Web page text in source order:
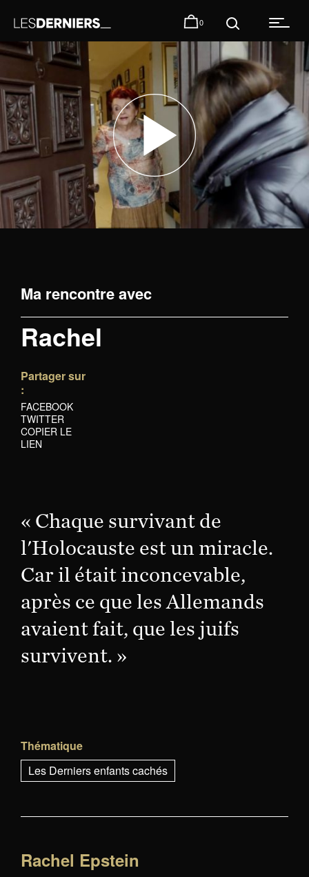
0
Ma rencontre avec
Rachel
Partager sur
:
FACEBOOK
TWITTER
COPIER LE
LIEN
« Chaque survivant de
l'Holocauste est un miracle.
Car il était inconcevable,
après ce que les Allemands
avaient fait, que les juifs
survivent. »
Thématique
Les Derniers enfants cachés
Rachel Epstein